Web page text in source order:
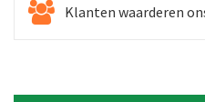
Klanten waarderen